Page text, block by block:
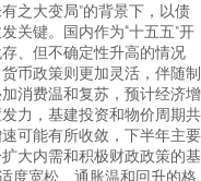
之大变局”的背景下，以债
关键。国内作为“十五五”开
、但不确定性升高的情况
币政策则更加灵活，伴随制
消费温和复苏，预计经济增
力，基建投资和物价周期共
可能有所收敛，下半年主要
大内需和积极财政政策的基
度宽松、通胀温和回升的格